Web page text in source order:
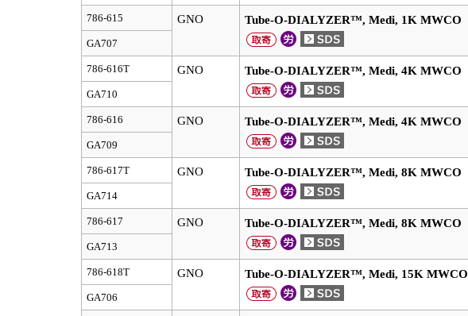
786-615 GNO Tube-O-DIALYZER™, Medi, 1K MWCO
GA707
786-616T GNO Tube-O-DIALYZER™, Medi, 4K MWCO
GA710
786-616 GNO Tube-O-DIALYZER™, Medi, 4K MWCO
GA709
786-617T GNO Tube-O-DIALYZER™, Medi, 8K MWCO
GA714
786-617 GNO Tube-O-DIALYZER™, Medi, 8K MWCO
GA713
786-618T GNO Tube-O-DIALYZER™, Medi, 15K MWCO
GA706